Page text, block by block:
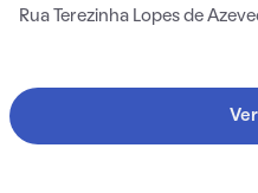
Rua Terezinha Lopes de